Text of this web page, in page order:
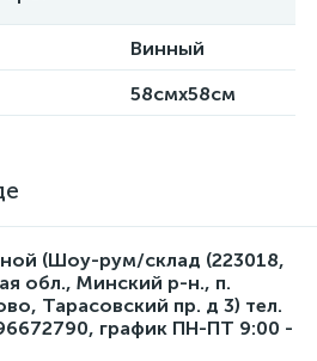
Винный
58смx58см
(Шоу-рум/склад (223018,
обл., Минский р-н., п.
Тарасовский пр. д 3) тел.
график ПН-ПТ 9:00 -